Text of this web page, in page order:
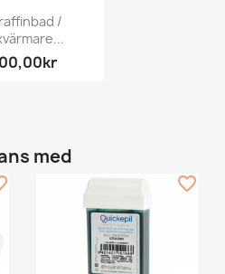
/
med
favorite_border